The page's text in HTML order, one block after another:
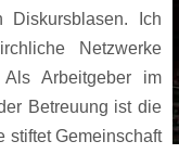
Diskursblasen. Ich
Netzwerke
Arbeitgeber im
Betreuung ist die
stiftet Gemeinschaft